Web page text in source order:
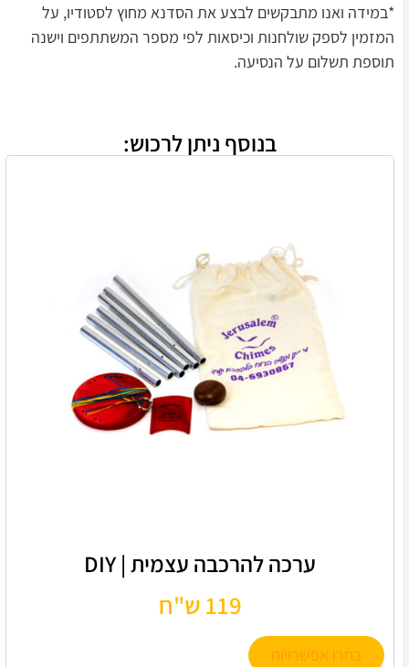
*במידה ואנו מתבקשים לבצע את הסדנא מחוץ לסטודיו, על
המזמין לספק שולחנות וכיסאות לפי מספר המשתתפים וישנה
תוספת תשלום על הנסיעה.
בנוסף ניתן לרכוש:
ערכה להרכבה עצמית | DIY
119 ש"ח
בחרו אפשרויות